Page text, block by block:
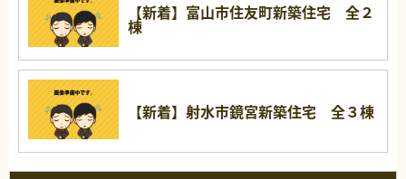
【新着】富山市住友町新築住宅 全２
棟
【新着】射水市鏡宮新築住宅 全３棟